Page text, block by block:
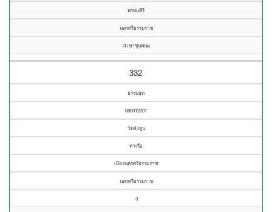
พรหมคีรี
นครศรีธรรมราช
3 เขาขุนพนม
332
ธรรมยุต
680012201
วัดจังหูน
ท่าเรือ
เมืองนครศรีธรรมราช
นครศรีธรรมราช
3